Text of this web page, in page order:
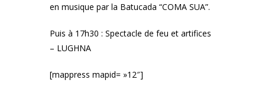
en musique par la Batucada “COMA SUA”.
Puis à 17h30 : Spectacle de feu et artifices
– LUGHNA
[mappress mapid= »12″]